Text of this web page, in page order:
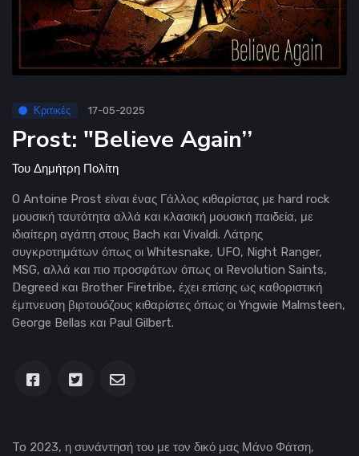
Κριτικές 17-05-2025
Prost: "Believe Again’’
Του Δημήτρη Πολίτη
O Antoine Prost είναι ένας Γάλλος κιθαρίστας με hard rock
μουσική ταυτότητα αλλά και κλασική μουσική παιδεία, με
ιδιαίτερη αγάπη στους Bach και Vivaldi. Λάτρης
συγκροτημάτων όπως οι Whitesnake, UFO, Night Ranger,
MSG, αλλά και πιο προσφάτων όπως οι Revolution Saints,
Degreed και Brother Firetribe, έχει επίσης ως καθοριστική
έμπνευση βιρτουόζους κιθαρίστες όπως οι Yngwie Malmsteen,
George Bellas και Paul Gilbert.
To 2023, η συνάντησή του με τον δικό μας Μάνο Φάτση,